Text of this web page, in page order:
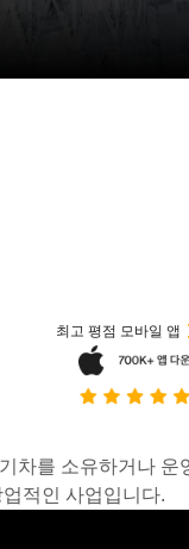
최고 평점 모바일 앱
를 소유하거나
적인 사업입니다.
, 1개 리